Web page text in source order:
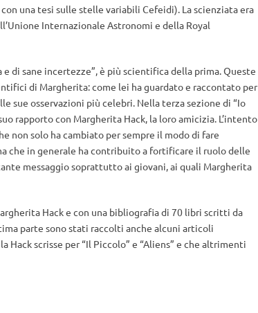
una tesi sulle stelle variabili Cefeidi). La scienziata era
Internazionale Astronomi e della Royal
e di sane incertezze”, è più scientifica della prima. Queste
di Margherita: come lei ha guardato e raccontato per
sue osservazioni più celebri. Nella terza sezione di “Io
rapporto con Margherita Hack, la loro amicizia. L’intento
non solo ha cambiato per sempre il modo di fare
che in generale ha contribuito a fortificare il ruolo delle
messaggio soprattutto ai giovani, ai quali Margherita
Hack e con una bibliografia di 70 libri scritti da
parte sono stati raccolti anche alcuni articoli
scrisse per “Il Piccolo” e “Aliens” e che altrimenti